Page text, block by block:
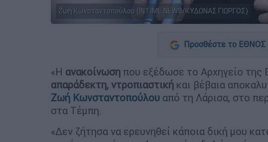
Ζωή Κωνσταντοπούλου (INTIME NEWS/ΚΥΔΩΝΑΣ ΓΙΩΡΓΟΣ)
Προσθέστε το ΕΘΝΟΣ
«Η ανακοίνωση που εξέδωσε το Αρχηγείο της
απαράδεκτη, ντροπιαστική και βέβαια
Ζωή Κωνσταντοπούλου από τη Λάρισα, στο
στα Τέμπη.
«Δεν ζήτησα να ερευνηθεί κάποια δική μου